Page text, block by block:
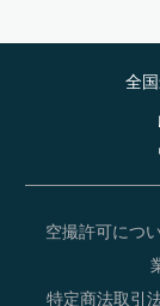
全
空撮許可につ
特定商法取引